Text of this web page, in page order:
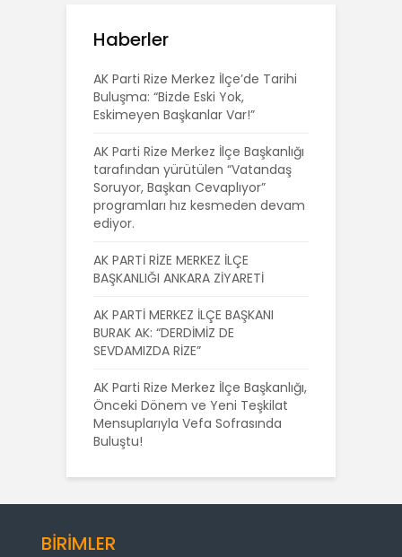
Haberler
AK Parti Rize Merkez İlçe’de Tarihi
Buluşma: “Bizde Eski Yok,
Eskimeyen Başkanlar Var!”
AK Parti Rize Merkez İlçe Başkanlığı
tarafından yürütülen “Vatandaş
Soruyor, Başkan Cevaplıyor”
programları hız kesmeden devam
ediyor.
AK PARTİ RİZE MERKEZ İLÇE
BAŞKANLIĞI ANKARA ZİYARETİ
AK PARTİ MERKEZ İLÇE BAŞKANI
BURAK AK: “DERDİMİZ DE
SEVDAMIZDA RİZE”
AK Parti Rize Merkez İlçe Başkanlığı,
Önceki Dönem ve Yeni Teşkilat
Mensuplarıyla Vefa Sofrasında
Buluştu!
BİRİMLER